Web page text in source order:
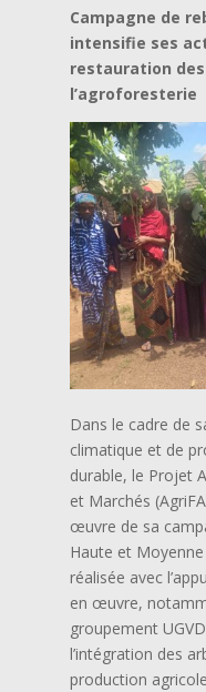
Campagne de
intensifie ses
restauration
l’agroforesterie
Dans le cadre de
climatique et de
durable, le Projet
et Marchés
œuvre de sa
Haute et
réalisée avec
en œuvre,
groupement
l’intégration des
production